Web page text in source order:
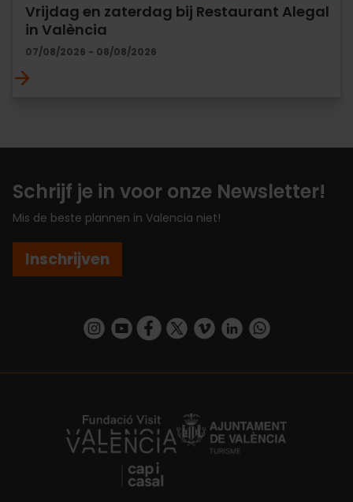
Vrijdag en zaterdag bij Restaurant Alegal
in València
07/08/2026 - 08/08/2026
Schrijf je in voor onze Newsletter!
Mis de beste plannen in Valencia niet!
Inschrijven
https://www.instagram.com/visit_valencia/
https://www.youtube.com/user/
https://www.facebook.com/
https://twitter.com/
https://vimeo.com/
https://www.linkedin.com/company/turismo-valencia/https://api.whatsapp.com/send/
https://fundacion.visitvalencia.com/